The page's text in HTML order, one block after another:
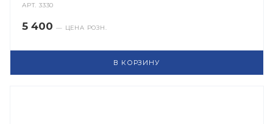
АРТ.3330
5 400 — ЦЕНА РОЗН.
В КОРЗИНУ